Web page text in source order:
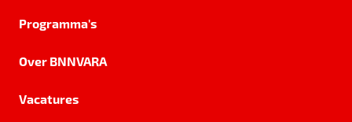
Programma's
Over BNNVARA
Vacatures